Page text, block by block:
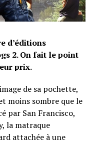
d’éditions
2. On fait le point
prix.
de sa pochette,
moins sombre que le
par San Francisco,
la matraque
attachée à une